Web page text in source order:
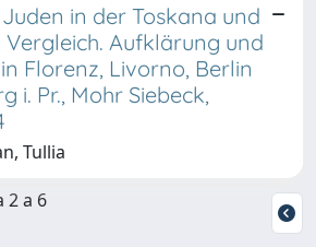
in der Toskana und
Vergleich. Aufklärung und
Florenz, Livorno, Berlin
i. Pr., Mohr Siebeck,
Tullia
2 a 6